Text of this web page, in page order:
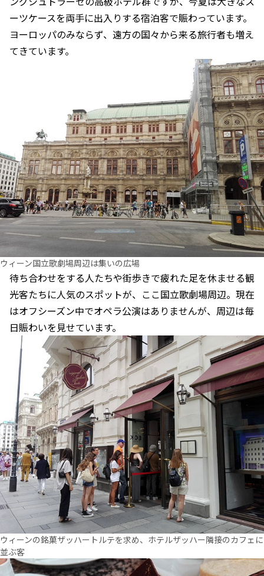
ーツケースを両手に出入りする宿泊客で賑わっています。
ヨーロッパのみならず、遠方の国々から来る旅行者も増え
てきています。
ウィーン国立歌劇場周辺は集いの広場
待ち合わせをする人たちや街歩きで疲れた足を休ませる観
光客たちに人気のスポットが、ここ国立歌劇場周辺。現在
はオフシーズン中でオペラ公演はありませんが、周辺は毎
日賑わいを見せています。
ウィーンの銘菓ザッハートルテを求め、ホテルザッハー隣接のカフェに
並ぶ客